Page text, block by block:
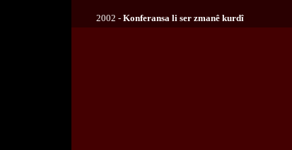
2002 - Konferansa li ser zmanê kurdî